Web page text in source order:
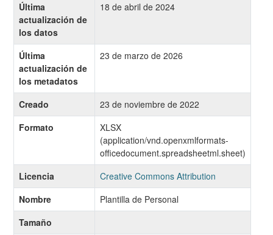
Última
actualización de
los datos
18 de abril de 2024
Última
actualización de
los metadatos
23 de marzo de 2026
Creado
23 de noviembre de 2022
Formato
XLSX
(application/vnd.openxmlformats-
officedocument.spreadsheetml.sheet)
Licencia
Creative Commons Attribution
Nombre
Plantilla de Personal
Tamaño